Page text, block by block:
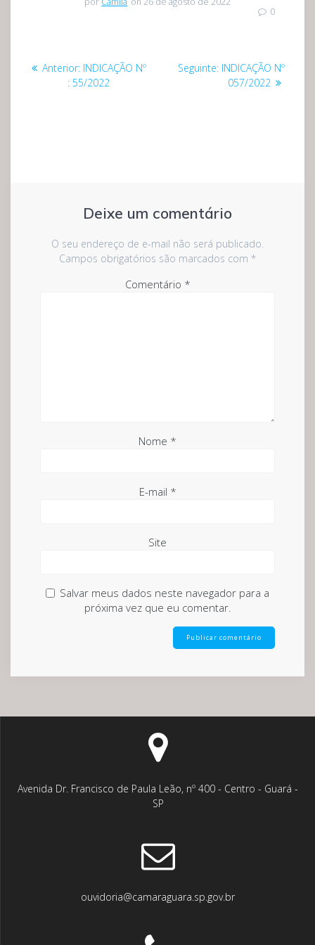
0
Navegação
Anterior: Post
anterior:
INDICAÇÃO Nº
: 55/2022
Seguinte: Post
seguinte:
INDICAÇÃO Nº
057/2022
Deixe um comentário
O seu endereço de e-mail não será publicado.
Campos obrigatórios são marcados com *
Comentário *
Nome *
E-mail *
Site
Salvar meus dados neste navegador para a
próxima vez que eu comentar.
Avenida Dr. Francisco de Paula Leão, nº 400 - Centro - Guará -
SP
ouvidoria@camaraguara.sp.gov.br